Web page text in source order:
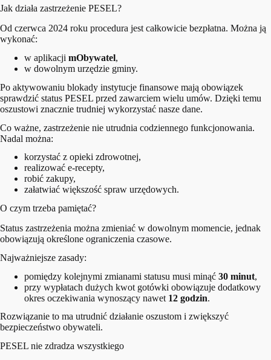
Jak działa zastrzeżenie PESEL?
Od czerwca 2024 roku procedura jest całkowicie bezpłatna. Można ją
wykonać:
w aplikacji mObywatel,
w dowolnym urzędzie gminy.
Po aktywowaniu blokady instytucje finansowe mają obowiązek
sprawdzić status PESEL przed zawarciem wielu umów. Dzięki temu
oszustowi znacznie trudniej wykorzystać nasze dane.
Co ważne, zastrzeżenie nie utrudnia codziennego funkcjonowania.
Nadal można:
korzystać z opieki zdrowotnej,
realizować e-recepty,
robić zakupy,
załatwiać większość spraw urzędowych.
O czym trzeba pamiętać?
Status zastrzeżenia można zmieniać w dowolnym momencie, jednak
obowiązują określone ograniczenia czasowe.
Najważniejsze zasady:
pomiędzy kolejnymi zmianami statusu musi minąć 30 minut,
przy wypłatach dużych kwot gotówki obowiązuje dodatkowy
okres oczekiwania wynoszący nawet 12 godzin.
Rozwiązanie to ma utrudnić działanie oszustom i zwiększyć
bezpieczeństwo obywateli.
PESEL nie zdradza wszystkiego